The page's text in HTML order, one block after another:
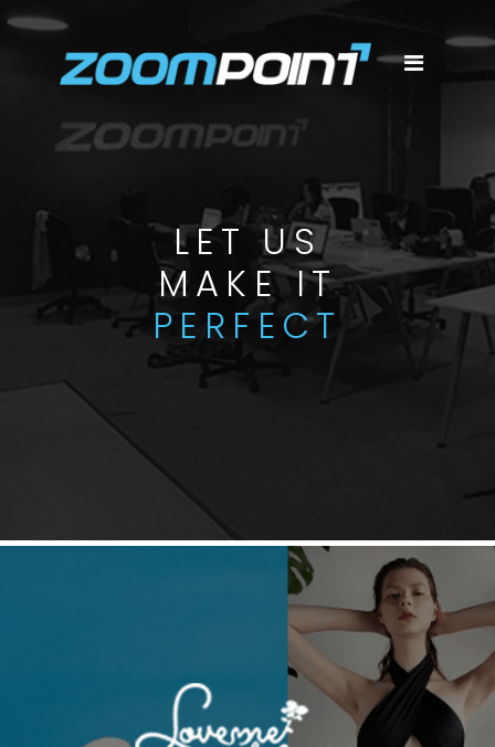
LET US
MAKE IT
PERFECT